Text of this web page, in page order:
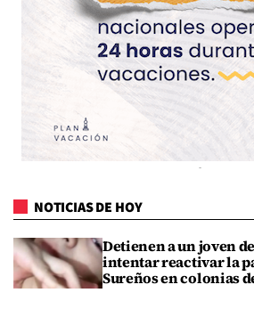
NOTICIAS DE HOY
Detienen a un joven
intentar reactivar la
Sureños en colonias